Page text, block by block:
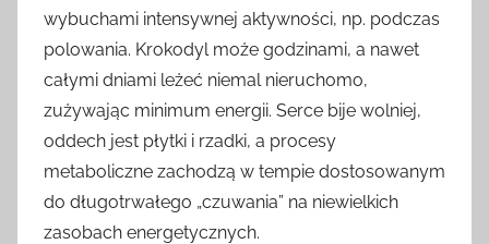
wybuchami intensywnej aktywności, np. podczas
polowania. Krokodyl może godzinami, a nawet
całymi dniami leżeć niemal nieruchomo,
zużywając minimum energii. Serce bije wolniej,
oddech jest płytki i rzadki, a procesy
metaboliczne zachodzą w tempie dostosowanym
do długotrwałego „czuwania” na niewielkich
zasobach energetycznych.